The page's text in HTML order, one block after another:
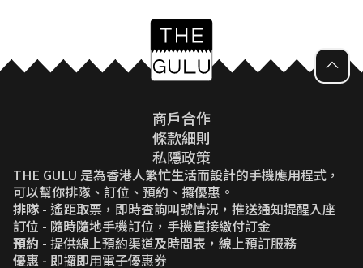
商戶合作
條款細則
私隱政策
THE GULU 是為香港人繁忙生活而設計的手機應用程式，
可以幫你排隊、訂位、預約、攞優惠。
排隊 - 遙距取票，即時查詢叫號情況，推送通知提醒入座
訂位 - 隨時隨地手機訂位，手機直接繳付訂金
預約 - 提供線上預約渠道及時間表，線上預訂服務
優惠 - 即攞即用電子優惠券